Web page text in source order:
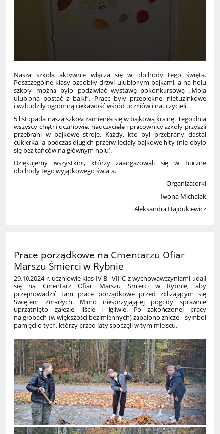
Nasza szkoła aktywnie włącza się w obchody tego święta.
Poszczególne klasy ozdobiły drzwi ulubionym bajkami, a na holu
szkoły można było podziwiać wystawę pokonkursową „Moja
ulubiona postać z bajki”. Prace były przepiękne, nietuzinkowe
i wzbudziły ogromną ciekawość wśród uczniów i nauczycieli.
5 listopada nasza szkoła zamieniła się w bajkową krainę. Tego dnia
wszyscy chętni uczniowie, nauczyciele i pracownicy szkoły przyszli
przebrani w bajkowe stroje. Każdy, kto był przebrany dostał
cukierka, a podczas długich przerw leciały bajkowe hity (nie obyło
się bez tańców na głównym holu).
Dziękujemy wszystkim, którzy zaangażowali się w huczne
obchody tego wyjątkowego świata.
Organizatorki
Iwona Michalak
Aleksandra Hajdukiewicz
Prace porządkowe na Cmentarzu Ofiar
Marszu Śmierci w Rybnie
29.10.2024 r. uczniowie klas IV B i VII C z wychowawczyniami udali
się na Cmentarz Ofiar Marszu Śmierci w Rybnie, aby
przeprowadzić tam prace porządkowe przed zbliżającym się
Świętem Zmarłych. Mimo niesprzyjającej pogody sprawnie
uprzątnięto gałęzie, liście i igliwie. Po zakończonej pracy
na grobach (w większości bezimiennych) zapalono znicze - symbol
pamięci o tych, którzy przed laty spoczęli w tym miejscu.